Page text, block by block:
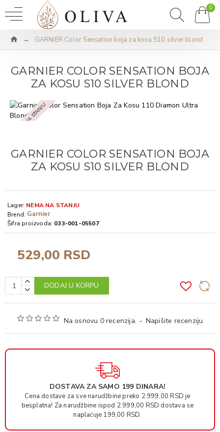
0
GARNIER Color Sensation boja za kosu S10 silver blond
GARNIER COLOR SENSATION BOJA
ZA KOSU S10 SILVER BLOND
NEMA NA STANJU
GARNIER COLOR SENSATION BOJA
ZA KOSU S10 SILVER BLOND
Na osnovu 0 recenzija. - Napišite recenziju
529,00 RSD
Lager: NEMA NA STANJU
Brend: Garnier
Šifra proizvoda: 033-001-05507
DODAJ U KORPU
DOSTAVA ZA SAMO 199 DINARA!
Cena dostave za sve narudžbine preko 2.999,00 RSD je
besplatna! Za narudžbine ispod 2.999,00 RSD dostava se
naplaćuje 199,00 RSD.